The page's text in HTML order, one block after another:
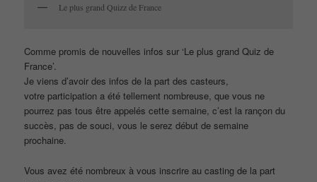
Le plus grand Quizz de France
Comme promis de nouvelles infos sur ‘Le plus grand Quiz de
France’.
Je viens d’avoir des infos de la part des casteurs,
votre participation a été tellement nombreuse, que vous ne
pourrez pas tous être appelés cette semaine, c’est la rançon du
succès, pas de souci, vous le serez début de semaine
prochaine.
Vous avez été nombreux à vous inscrire au casting de la part